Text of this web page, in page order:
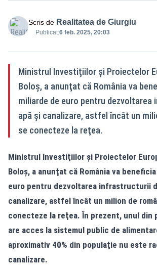
Scris de Realitatea de Giurgiu
Publicat:6 feb. 2025, 20:03
Ministrul Investiţiilor şi Proiectelor
Boloş, a anunţat că România va
miliarde de euro pentru
apă şi canalizare, astfel încât un
se conecteze la reţea.
Ministrul Investiţiilor şi Proiectelor
Boloş, a anunţat că România va
euro pentru dezvoltarea infrastructurii
canalizare, astfel încât un milion de
conecteze la reţea. În prezent, unul din
are acces la sistemul public de
aproximativ 40% din populaţie nu este
canalizare.